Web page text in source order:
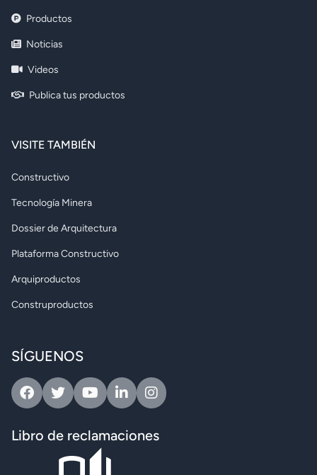
Productos
Noticias
Videos
Publica tus productos
VISITE TAMBIÉN
Constructivo
Tecnología Minera
Dossier de Arquitectura
Plataforma Constructivo
Arquiproductos
Construproductos
SÍGUENOS
FacebookTwitterYoutubeLinkedinInstagram
Libro de reclamaciones